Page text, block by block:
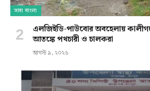
সারা বাংলা
এলজিইডি-পাউবোর অবহেলায়
আতঙ্কে পথচারী ও চালকরা
আগস্ট ৯, ২০২৬